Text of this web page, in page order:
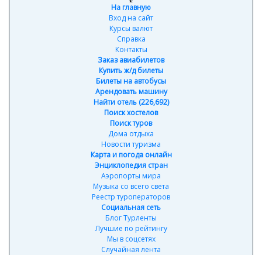
На главную
Вход на сайт
Курсы валют
Справка
Контакты
Заказ авиабилетов
Купить ж/д билеты
Билеты на автобусы
Арендовать машину
Найти отель (226,692)
Поиск хостелов
Поиск туров
Дома отдыха
Новости туризма
Карта и погода онлайн
Энциклопедия стран
Аэропорты мира
Музыка со всего света
Реестр туроператоров
Социальная сеть
Блог Турленты
Лучшие по рейтингу
Мы в соцсетях
Случайная лента